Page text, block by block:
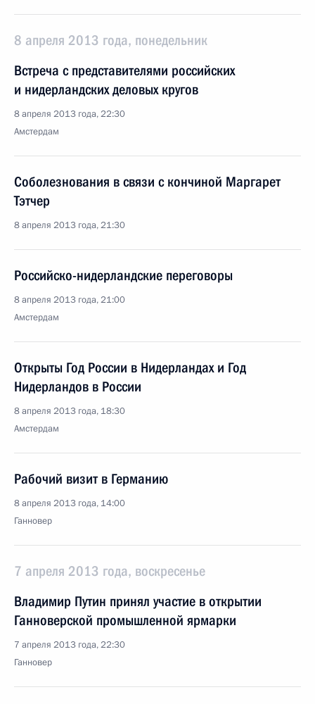
8 апреля 2013 года, понедельник
Встреча с представителями российских
и нидерландских деловых кругов
8 апреля 2013 года, 22:30
Амстердам
Соболезнования в связи с кончиной Маргарет
Тэтчер
8 апреля 2013 года, 21:30
Российско-нидерландские переговоры
8 апреля 2013 года, 21:00
Амстердам
Открыты Год России в Нидерландах и Год
Нидерландов в России
8 апреля 2013 года, 18:30
Амстердам
Рабочий визит в Германию
8 апреля 2013 года, 14:00
Ганновер
7 апреля 2013 года, воскресенье
Владимир Путин принял участие в открытии
Ганноверской промышленной ярмарки
7 апреля 2013 года, 22:30
Ганновер